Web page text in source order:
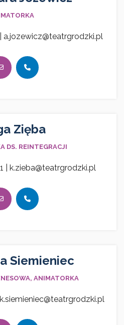
a.jozewicz@teatrgrodzki.pl
Zięba
DS. REINTEGRACJI
| k.zieba@teatrgrodzki.pl
Siemieniec
ANIMATORKA